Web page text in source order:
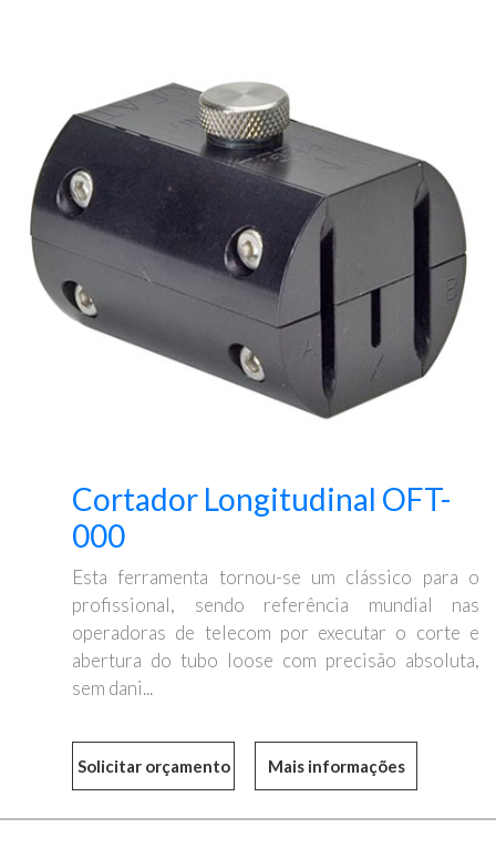
Cortador Longitudinal OFT-
000
Esta ferramenta tornou-se um clássico para o
profissional, sendo referência mundial nas
operadoras de telecom por executar o corte e
abertura do tubo loose com precisão absoluta,
sem dani...
Mais informações